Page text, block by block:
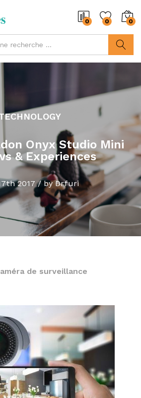
0 0 0
Onyx Studio Mini
& Experiences
2017 / by Drfuri
de surveillance